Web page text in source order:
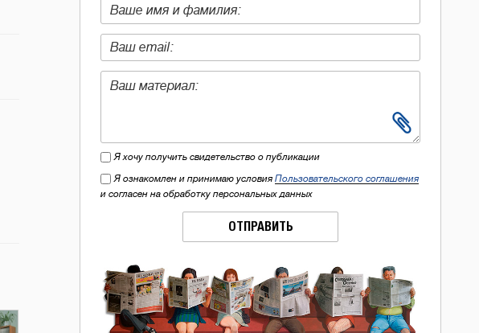
Я хочу получить свидетельство о публикации
Я ознакомлен и принимаю условия Пользовательского соглашения
и согласен на обработку персональных данных
ОТПРАВИТЬ